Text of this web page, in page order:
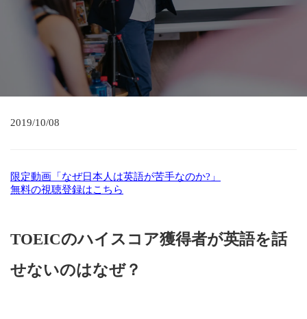
2019/10/08
限定動画「なぜ日本人は英語が苦手なのか?」
無料の視聴登録はこちら
TOEICのハイスコア獲得者が英語を話
せないのはなぜ？